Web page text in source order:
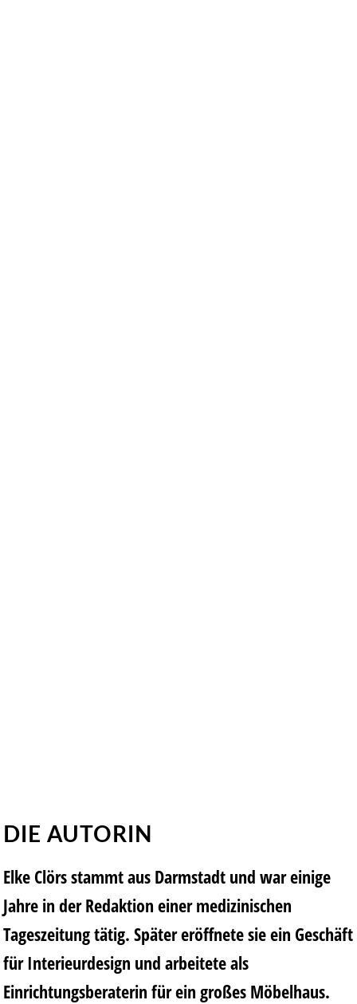
DIE AUTORIN
Elke Clörs stammt aus Darmstadt und war einige
Jahre in der Redaktion einer medizinischen
Tageszeitung tätig. Später eröffnete sie ein Geschäft
für Interieurdesign und arbeitete als
Einrichtungsberaterin für ein großes Möbelhaus.